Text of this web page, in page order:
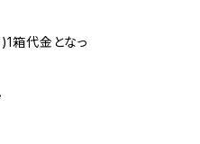
箱代金となっ